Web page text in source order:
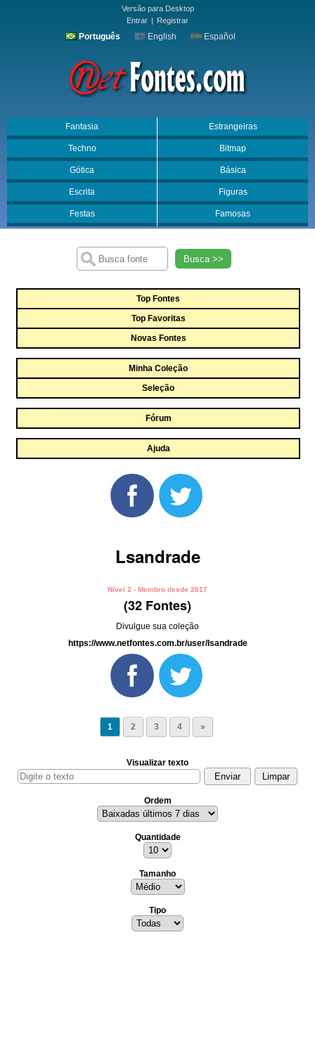
Versão para Desktop
Entrar | Registrar
Português English Español
Fantasia Estrangeiras
Techno Bitmap
Gótica Básica
Escrita Figuras
Festas Famosas
Busca >>
Top Fontes
Top Favoritas
Novas Fontes
Minha Coleção
Seleção
Fórum
Ajuda
Lsandrade
Nível 2 - Membro desde 2017
(32 Fontes)
Divulgue sua coleção
https://www.netfontes.com.br/user/lsandrade
1 2 3 4 »
Visualizar texto
Ordem
Quantidade
Tamanho
Tipo